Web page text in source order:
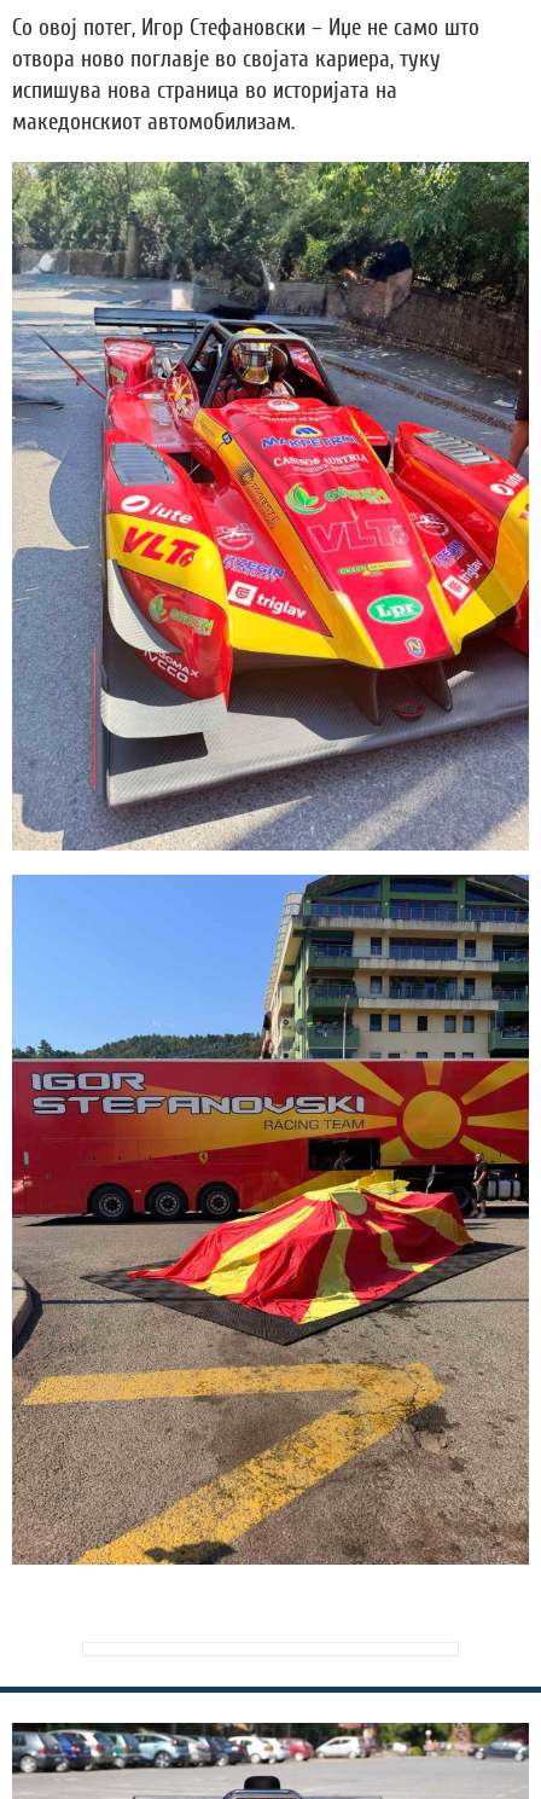
Со овој потег, Игор Стефановски – Иџе не само што
отвора ново поглавје во својата кариера, туку
испишува нова страница во историјата на
македонскиот автомобилизам.